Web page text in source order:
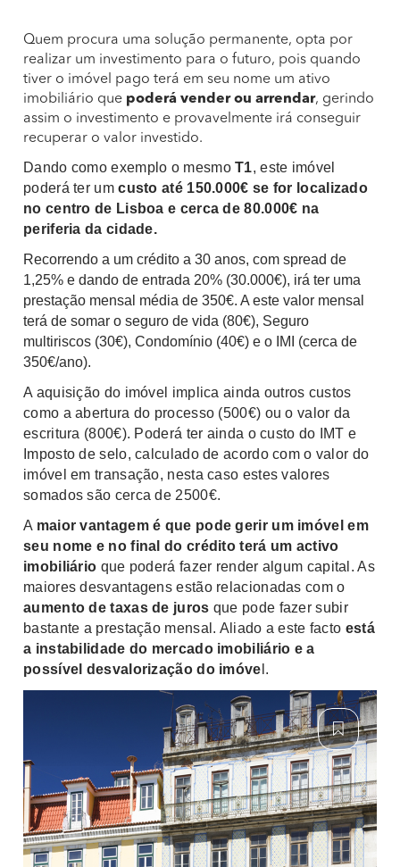
Quem procura uma solução permanente, opta por
realizar um investimento para o futuro, pois quando
tiver o imóvel pago terá em seu nome um ativo
imobiliário que poderá vender ou arrendar, gerindo
assim o investimento e provavelmente irá conseguir
recuperar o valor investido.
Dando como exemplo o mesmoT1, este imóvel
poderá ter umcusto até 150.000€ se for localizado
no centro de Lisboa e cerca de 80.000€ na
periferia da cidade.
Recorrendo a um crédito a 30 anos, com spread de
1,25% e dando de entrada 20% (30.000€), irá ter uma
prestação mensal média de 350€. A este valor mensal
terá de somar o seguro de vida (80€), Seguro
multiriscos (30€), Condomínio (40€) e o IMI (cerca de
350€/ano).
A aquisição do imóvel implica ainda outros custos
como a abertura do processo (500€) ou o valor da
escritura (800€). Poderá ter ainda o custo do IMT e
Imposto de selo, calculado de acordo com o valor do
imóvel em transação, nesta caso estes valores
somados são cerca de 2500€.
A maior vantagem é que pode gerir um imóvel em
seu nome e no final do crédito terá um activo
imobiliário que poderá fazer render algum capital. As
maiores desvantagens estão relacionadas com o
aumento de taxas de juros que pode fazer subir
bastante a prestação mensal. Aliado a este facto está
a instabilidade do mercado imobiliário e a
possível desvalorização do imóve l.